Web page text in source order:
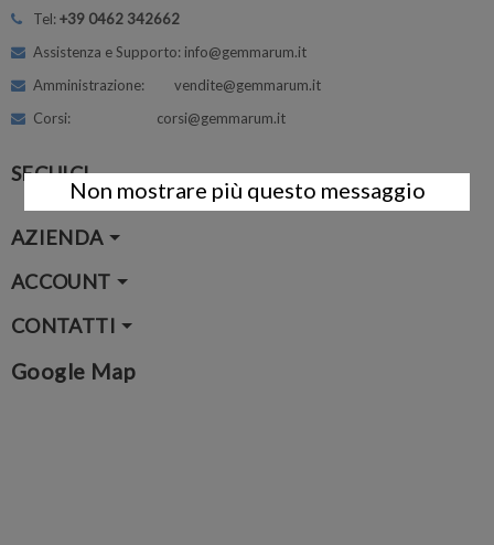
Tel:+39 0462 342662
Assistenza e Supporto: info@gemmarum.it
Amministrazione: vendite@gemmarum.it
Corsi: corsi@gemmarum.it
SEGUICI
AZIENDA
ACCOUNT
CONTATTI
Google Map
Non mostrare più questo messaggio